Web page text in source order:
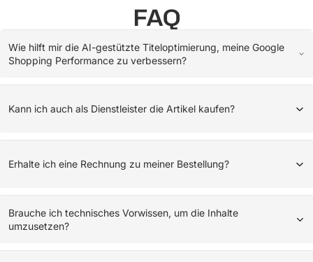
FAQ
Wie hilft mir die AI-gestützte Titeloptimierung, meine Google
Shopping Performance zu verbessern?
Kann ich auch als Dienstleister die Artikel kaufen?
Erhalte ich eine Rechnung zu meiner Bestellung?
Brauche ich technisches Vorwissen, um die Inhalte
umzusetzen?